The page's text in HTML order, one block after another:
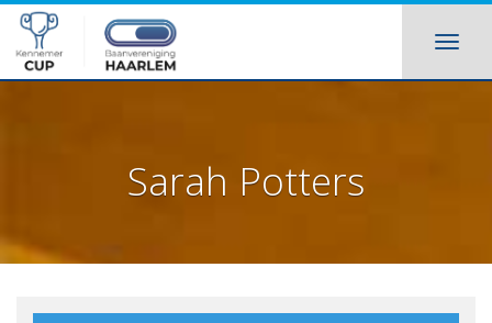
Sarah Potters